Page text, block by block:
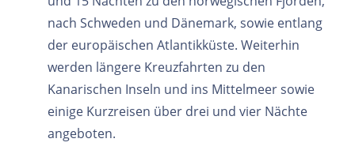
nach Schweden und Dänemark, sowie entlang
der europäischen Atlantikküste. Weiterhin
werden längere Kreuzfahrten zu den
Kanarischen Inseln und ins Mittelmeer sowie
einige Kurzreisen über drei und vier Nächte
angeboten.